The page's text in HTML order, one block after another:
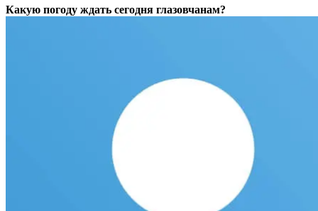
Какую погоду ждать сегодня глазовчанам?